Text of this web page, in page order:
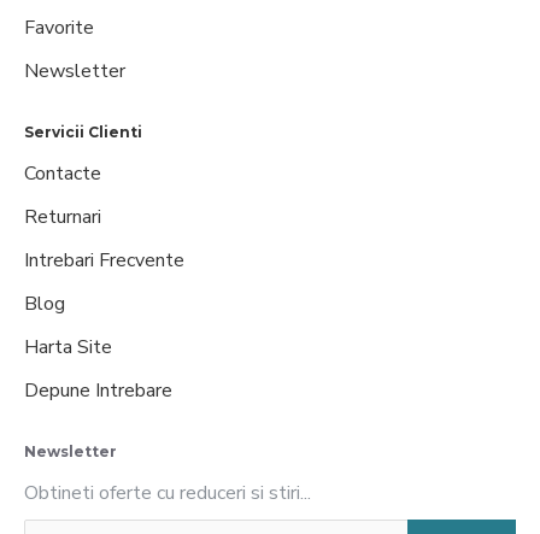
Favorite
Newsletter
Servicii Clienti
Contacte
Returnari
Intrebari Frecvente
Blog
Harta Site
Depune Intrebare
Newsletter
Obtineti oferte cu reduceri si stiri...